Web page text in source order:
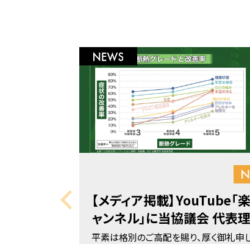
【メディア掲載】YouTube「
ャンネル」に当協議会 代表
平素は格別のご高配を賜り、厚く御礼申